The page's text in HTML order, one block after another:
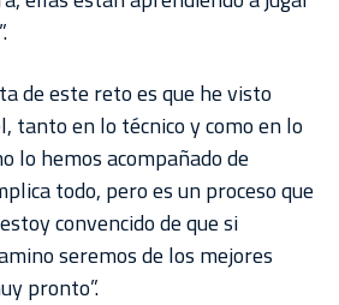
de este reto es que he visto
tanto en lo técnico y como en lo
lo hemos acompañado de
todo, pero es un proceso que
convencido de que si
seremos de los mejores
pronto”.